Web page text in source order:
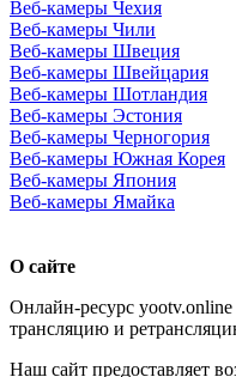
Веб-камеры Чехия
Веб-камеры Чили
Веб-камеры Швеция
Веб-камеры Швейцария
Веб-камеры Шотландия
Веб-камеры Эстония
Веб-камеры Черногория
Веб-камеры Южная Корея
Веб-камеры Япония
Веб-камеры Ямайка
О сайте
Онлайн-ресурс
трансляцию и
Наш сайт предоставляет